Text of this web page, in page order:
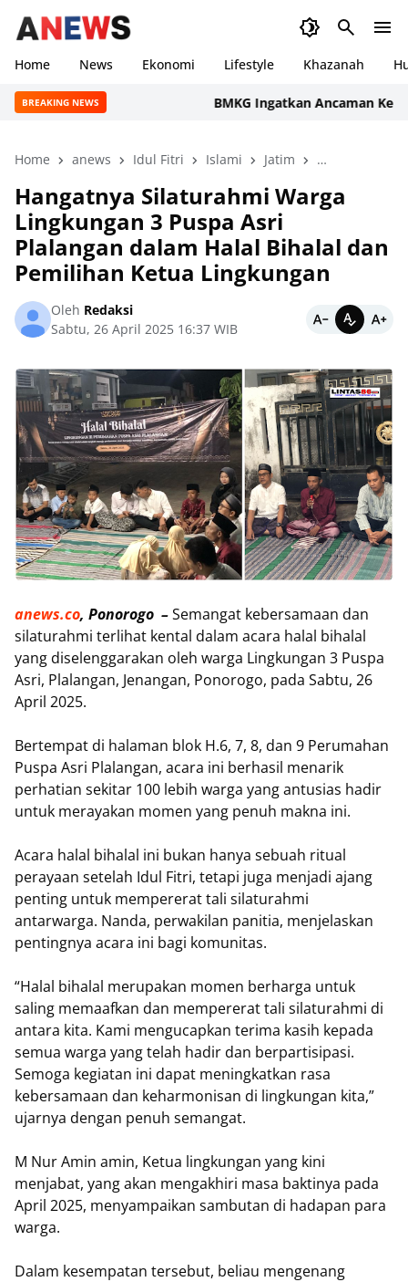
Home News Ekonomi Lifestyle Khazanah
BREAKING NEWS BMKG Ingatkan Ancaman
Home anews Idul Fitri Islami Jatim Khazanah
Hangatnya Silaturahmi Warga
Lingkungan 3 Puspa Asri
Plalangan dalam Halal Bihalal dan
Pemilihan Ketua Lingkungan
Oleh Redaksi
Sabtu, 26 April 2025 16:37 WIB
anews.co, Ponorogo –Semangat kebersamaan dan
silaturahmi terlihat kental dalam acara halal bihalal
yang diselenggarakan oleh warga Lingkungan 3 Puspa
Asri, Plalangan, Jenangan, Ponorogo, pada Sabtu, 26
April 2025.
Bertempat di halaman blok H.6, 7, 8, dan 9 Perumahan
Puspa Asri Plalangan, acara ini berhasil menarik
perhatian sekitar 100 lebih warga yang antusias hadir
untuk merayakan momen yang penuh makna ini.
Acara halal bihalal ini bukan hanya sebuah ritual
perayaan setelah Idul Fitri, tetapi juga menjadi ajang
penting untuk mempererat tali silaturahmi
antarwarga. Nanda, perwakilan panitia, menjelaskan
pentingnya acara ini bagi komunitas.
“Halal bihalal merupakan momen berharga untuk
saling memaafkan dan mempererat tali silaturahmi di
antara kita. Kami mengucapkan terima kasih kepada
semua warga yang telah hadir dan berpartisipasi.
Semoga kegiatan ini dapat meningkatkan rasa
kebersamaan dan keharmonisan di lingkungan kita,”
ujarnya dengan penuh semangat.
M Nur Amin amin, Ketua lingkungan yang kini
menjabat, yang akan mengakhiri masa baktinya pada
April 2025, menyampaikan sambutan di hadapan para
warga.
Dalam kesempatan tersebut, beliau mengenang